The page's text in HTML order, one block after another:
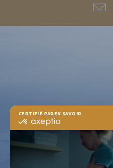
CERTIFIÉ PAR EN SAVOIR PLUS SUR
certifié
En